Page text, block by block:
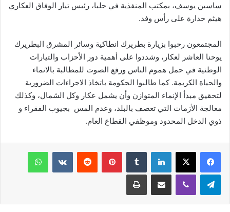
ساسين يوسف، بمكتب المنفذية في حلبا، رئيس تيار الوفاق العكاري
هيثم حدارة على رأس وفد.
المجتمعون رحبوا بزيارة بطريرك انطاكية وسائر المشرق البطريرك
يوحنا العاشر لعكار، وشددوا على أهمية دور الأحزاب والتيارات
الوطنية في حمل هموم الناس ورفع الصوت للمطالبة بالانماء
والحياة الكريمة. كما طالبوا الحكومة باتخاذ الاجراءات الضرورية
لتحقيق مبدأ الإنماء المتوازن وأن يشمل عكار وكل الشمال، وكذلك
معالجة الأزمات التي تعصف بالبلد، وعدم المس بجيوب الفقراء و
ذوي الدخل المحدود وموظفي القطاع العام.
فيسبوك لينكدإن بينتيريست